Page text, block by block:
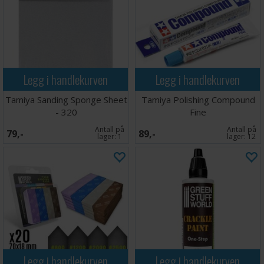
Legg i handlekurven
Tamiya Sanding Sponge Sheet
- 320
79,- Antall på
lager:1
Legg i handlekurven
Tamiya Polishing Compound
Fine
89,- Antall på
lager: 12